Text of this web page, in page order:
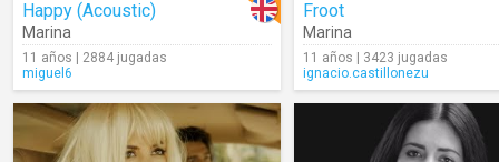
Happy (Acoustic)
Marina
11 años | 2884 jugadas
miguel6
Froot
Marina
11 años | 3423 jugadas
ignacio.castillonezu